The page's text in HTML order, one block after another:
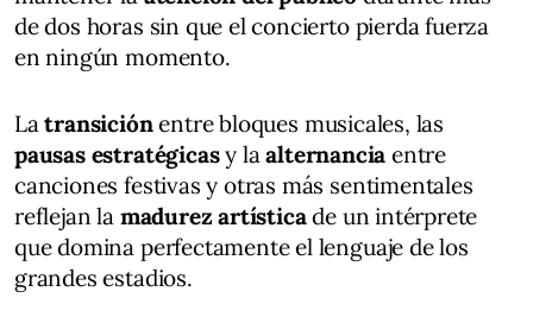
de dos horas sin que el concierto pierda fuerza
en ningún momento.
Latransiciónentre bloques musicales, las
pausas estratégicasy laalternancia entre
canciones festivas y otras más sentimentales
reflejan la madurez artísticade un intérprete
que domina perfectamente el lenguaje de los
grandes estadios.